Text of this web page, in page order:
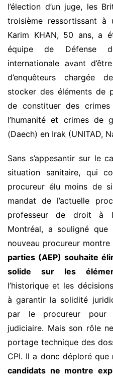
l’élection d’un juge, les
troisième ressortissant
Karim KHAN, 50 ans, a
équipe de Défense
internationale avant
d’enquêteurs chargée
stocker des éléments de
de constituer des
l’humanité et crimes de
(Daech) en Irak (UNITAD,
Sans s’appesantir sur le
situation sanitaire, qui
procureur élu moins de
mandat de l’actuelle
professeur de droit à
Montréal, a souligné
nouveau procureur montre
parties (AEP) souhaite
solide sur les
l’historique et les
à garantir la solidité
par le procureur pour
judiciaire. Mais son rôle
portage technique des
CPI. Il a donc déploré que
candidats ne montre